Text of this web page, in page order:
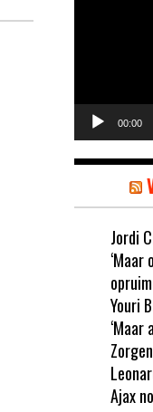
00:00
Jordi
Youri
Ajax